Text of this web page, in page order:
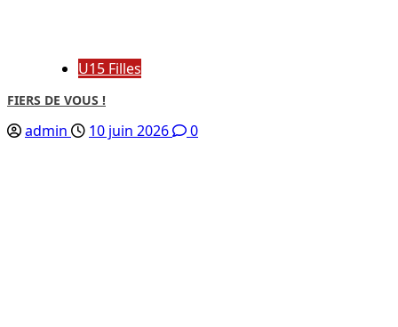
U15 Filles
FIERS DE VOUS !
admin 10 juin 2026 0